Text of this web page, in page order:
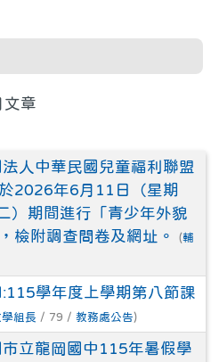
章
法人中華民國兒童福利聯盟
2026年6月11日（星期
）期間進行「青少年外貌
檢附調查問卷及網址。
(輔
:115學年度上學期第八節課
組長 / 79 / 教務處公告)
市立龍岡國中115年暑假學